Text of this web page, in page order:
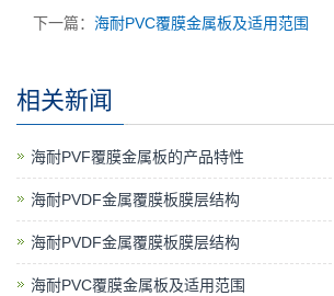
下一篇： 海耐PVC覆膜金属板及适用范围
相关新闻
海耐PVF覆膜金属板的产品特性
海耐PVDF金属覆膜板膜层结构
海耐PVDF金属覆膜板膜层结构
海耐PVC覆膜金属板及适用范围